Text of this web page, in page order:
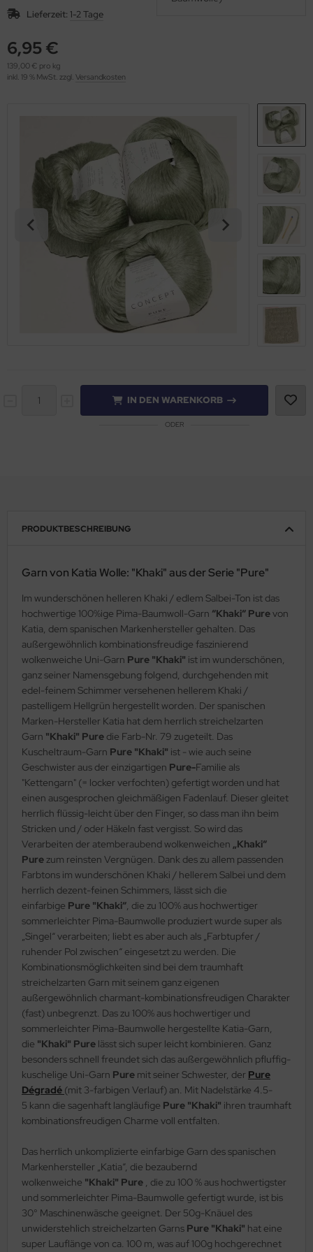
Lieferzeit: 1-2 Tage
6,95 €
139,00 € pro kg
inkl. 19 % MwSt. zzgl. Versandkosten
IN DEN WARENKORB
ODER
PRODUKTBESCHREIBUNG
Garn von Katia Wolle: "Khaki" aus der Serie "Pure"
Im wunderschönen helleren Khaki / edlem Salbei-Ton ist das
hochwertige 100%ige Pima-Baumwoll-Garn “Khaki“ Purevon
Katia, dem spanischen Markenhersteller gehalten. Das
außergewöhnlich kombinationsfreudige faszinierend
wolkenweiche Uni-Garn Pure "Khaki" ist im wunderschönen,
ganz seiner Namensgebung folgend, durchgehenden mit
edel-feinem Schimmer versehenen hellerem Khaki /
pastelligem Hellgrün hergestellt worden. Der spanischen
Marken-Hersteller Katia hat dem herrlich streichelzarten
Garn "Khaki" Pure die Farb-Nr. 79 zugeteilt. Das
Kuscheltraum-Garn Pure "Khaki" ist - wie auch seine
Geschwister aus der einzigartigen Pure-Familie als
"Kettengarn" (= locker verfochten) gefertigt worden und hat
einen ausgesprochen gleichmäßigen Fadenlauf. Dieser gleitet
herrlich flüssig-leicht über den Finger, so dass man ihn beim
Stricken und / oder Häkeln fast vergisst. So wird das
Verarbeiten der atemberaubend wolkenweichen „Khaki“
Purezum reinsten Vergnügen. Dank des zu allem passenden
Farbtons im wunderschönen Khaki / hellerem Salbei und dem
herrlich dezent-feinen Schimmers, lässt sich die
einfarbige Pure "Khaki“, die zu 100% aus hochwertiger
sommerleichter Pima-Baumwolle produziert wurde super als
„Singel“ verarbeiten; liebt es aber auch als „Farbtupfer /
ruhender Pol zwischen“ eingesetzt zu werden. Die
Kombinationsmöglichkeiten sind bei dem traumhaft
streichelzarten Garn mit seinem ganz eigenen
außergewöhnlich charmant-kombinationsfreudigen Charakter
(fast) unbegrenzt. Das zu 100% aus hochwertiger und
sommerleichter Pima-Baumwolle hergestellte Katia-Garn,
die "Khaki" Pure lässt sich super leicht kombinieren. Ganz
besonders schnell freundet sich das außergewöhnlich pfluffig-
kuschelige Uni-Garn Pure mit seiner Schwester, der Pure
Dégradé (mit 3-farbigen Verlauf) an. Mit Nadelstärke 4.5-
5 kann die sagenhaft langläufige Pure "Khaki" ihren traumhaft
kombinationsfreudigen Charme voll entfalten.
Das herrlich unkomplizierte einfarbige Garn des spanischen
Markenhersteller „Katia“, die bezaubernd
wolkenweiche "Khaki" Pure , die zu 100 % aus hochwertigster
und sommerleichter Pima-Baumwolle gefertigt wurde, ist bis
30° Maschinenwäsche geeignet. Der 50g-Knäuel des
unwiderstehlich streichelzarten Garns Pure "Khaki" hat eine
super Lauflänge von ca. 100 m, was auf 100g hochgerechnet
(276)